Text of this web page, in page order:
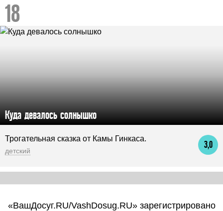
Куда девалось солнышко
3,0
Трогательная сказка от Камы Гинкаса.
детский
«ВашДосуг.RU/VashDosug.RU» зарегистрировано